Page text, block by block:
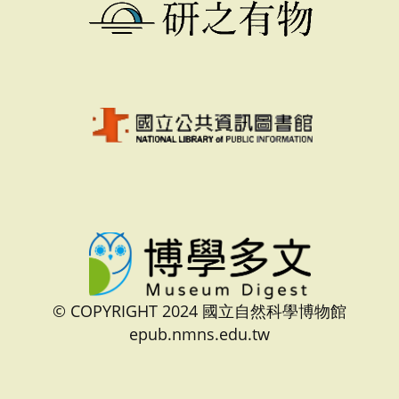
© COPYRIGHT 2024 國立自然科學博物館
epub.nmns.edu.tw